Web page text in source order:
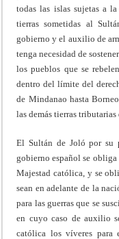
todas las islas sujetas a
tierras sometidas al
gobierno y el auxilio de
tenga necesidad de
los pueblos que se
dentro del límite del
de Mindanao hasta
las demás tierras
El Sultán de Joló por su
gobierno español se obliga
Majestad católica, y se
sean en adelante de la
para las guerras que se
en cuyo caso de auxilio
católica los víveres para